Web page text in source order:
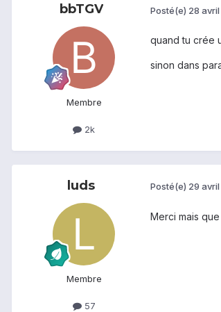
bbTGV
Membre
2k
Posté(e) 28 avril
quand tu crée
sinon dans
luds
Membre
57
Posté(e) 29 avril
Merci mais